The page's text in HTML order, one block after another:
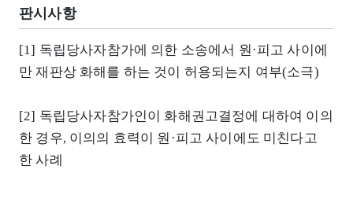
판시사항
[1] 독립당사자참가에 의한 소송에서 원·피고 사이에
만 재판상 화해를 하는 것이 허용되는지 여부(소극)
[2] 독립당사자참가인이 화해권고결정에 대하여 이의
한 경우, 이의의 효력이 원·피고 사이에도 미친다고
한 사례